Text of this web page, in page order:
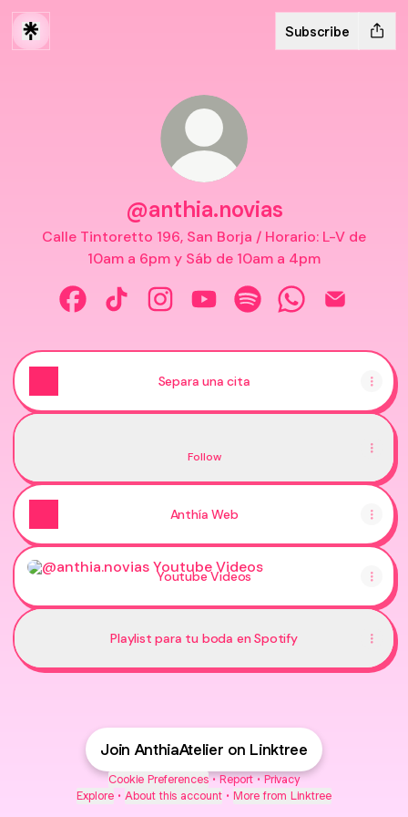
Subscribe
@anthia.novias
Calle Tintoretto 196, San Borja / Horario: L-V de
10am a 6pm y Sáb de 10am a 4pm
Separa una cita
TikTok
Follow
Anthía Web
Youtube Videos
Youtube Videos
Playlist para tu boda en Spotify
Join AnthiaAtelier on Linktree
Cookie Preferences • Report • Privacy
Explore • About this account • More from Linktree